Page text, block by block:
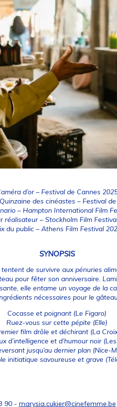
d’or – Festival de Cannes
des cinéastes – Festival
– Hampton International Film
réalisateur – Stockholm Film
du public – Athens Film Festival
SYNOPSIS
de survivre aux pénuries
pour fêter son anniversaire.
elle entame un voyage de la
nécessaires pour le
Cocasse et poignant (Le Figaro)
Ruez-vous sur cette pépite (Elle)
film drôle et déchirant(La
d’intelligence et d’humour noir(Les
jusqu’au dernier plan(Nice-
initiatique savoureuse et grave
90 - marysia.cukier@cinefemme.be